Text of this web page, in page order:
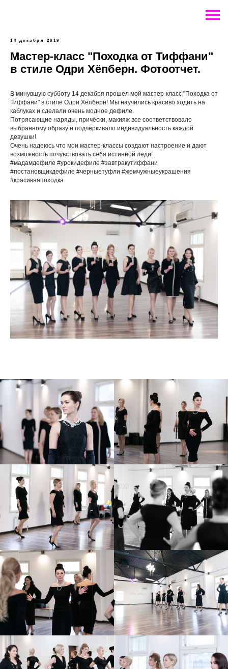
14 декабря 2019
Мастер-класс "Походка от Тиффани"
в стиле Одри Хёпберн. Фотоотчет.
В минувшую субботу 14 декабря прошел мой мастер-класс "Походка от
Тиффани" в стиле Одри Хёпберн! Мы научились красиво ходить на
каблуках и сделали очень модное дефиле.
Потрясающие наряды, причёски, макияж все соответствовало
выбранному образу и подчёркивало индивидуальность каждой
девушки!
Очень надеюсь что мои мастер-классы создают настроение и дают
возможность почувствовать себя истинной леди!
#мадамдефиле #урокидефиле #завтракутиффани
#постановщикдефиле #черныетуфли #жемчужныеукрашения
#красиваяпоходка